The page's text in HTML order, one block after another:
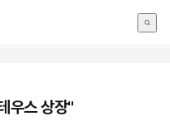
우스 상장"